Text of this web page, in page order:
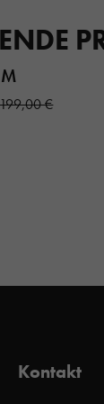
199,00 €
Kontakt